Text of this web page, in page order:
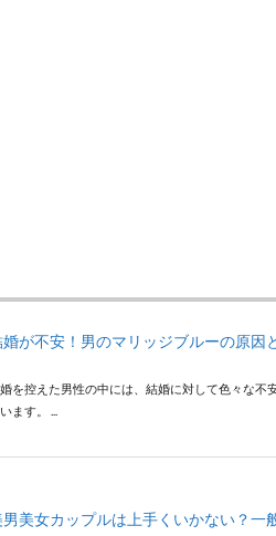
婚が不安！男のマリッジブルーの原因
を控えた男性の中には、結婚に対して色々な不
ます。 ...
男美女カップルは上手くいかない？一